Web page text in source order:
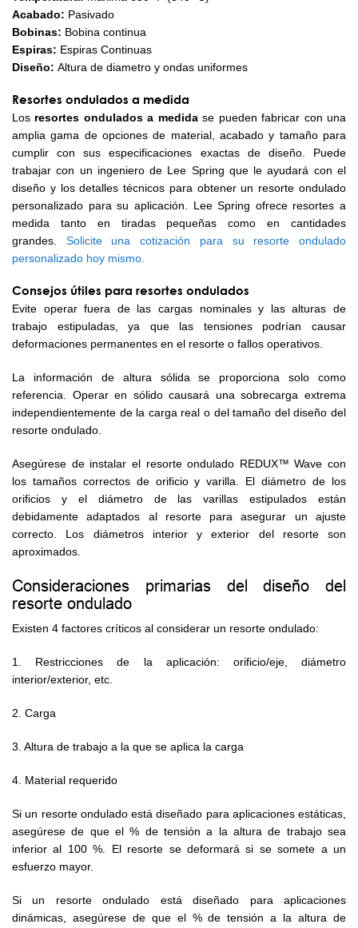
Acabado: Pasivado
Bobinas: Bobina continua
Espiras: Espiras Continuas
Diseño: Altura de diametro y ondas uniformes
Resortes ondulados a medida
Los resortes ondulados a medidase pueden fabricar con una
amplia gama de opciones de material, acabado y tamaño para
cumplir con sus especificaciones exactas de diseño. Puede
trabajar con un ingeniero de Lee Spring que le ayudará con el
diseño y los detalles técnicos para obtener un resorte ondulado
personalizado para su aplicación. Lee Spring ofrece resortes a
medida tanto en tiradas pequeñas como en cantidades
grandes. Solicite una cotización para su resorte ondulado
personalizado hoy mismo.
Consejos útiles para resortes ondulados
Evite operar fuera de las cargas nominales y las alturas de
trabajo estipuladas, ya que las tensiones podrían causar
deformaciones permanentes en el resorte o fallos operativos.
La información de altura sólida se proporciona solo como
referencia. Operar en sólido causará una sobrecarga extrema
independientemente de la carga real o del tamaño del diseño del
resorte ondulado.
Asegúrese de instalar el resorte ondulado REDUX™ Wave con
los tamaños correctos de orificio y varilla. El diámetro de los
orificios y el diámetro de las varillas estipulados están
debidamente adaptados al resorte para asegurar un ajuste
correcto. Los diámetros interior y exterior del resorte son
aproximados.
Consideraciones primarias del diseño del
resorte ondulado
Existen 4 factores críticos al considerar un resorte ondulado:
1. Restricciones de la aplicación: orificio/eje, diámetro
interior/exterior, etc.
2. Carga
3. Altura de trabajo a la que se aplica la carga
4. Material requerido
Si un resorte ondulado está diseñado para aplicaciones estáticas,
asegúrese de que el % de tensión a la altura de trabajo sea
inferior al 100 %. El resorte se deformará si se somete a un
esfuerzo mayor.
Si un resorte ondulado está diseñado para aplicaciones
dinámicas, asegúrese de que el % de tensión a la altura de